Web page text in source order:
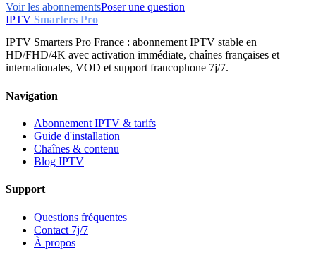
Voir les abonnementsPoser une question
IPTV Smarters Pro
IPTV Smarters Pro France : abonnement IPTV stable en
HD/FHD/4K avec activation immédiate, chaînes françaises et
internationales, VOD et support francophone 7j/7.
Navigation
Abonnement IPTV & tarifs
Guide d'installation
Chaînes & contenu
Blog IPTV
Support
Questions fréquentes
Contact 7j/7
À propos